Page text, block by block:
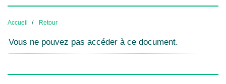
Accueil Retour
Vous ne pouvez pas accéder à ce document.